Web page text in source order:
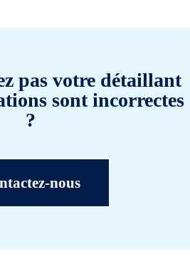
pas votre détaillant
sont incorrectes
?
nous